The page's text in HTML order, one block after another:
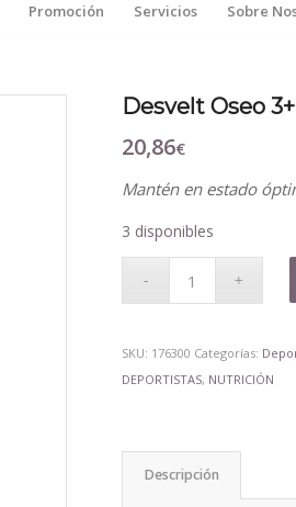
Promoción Servicios Sobre
Desvelt Oseo
20,86€
Mantén en estado
3 disponibles
SKU: 176300 Categorías:
DEPORTISTAS, NUTRICIÓN
Descripción